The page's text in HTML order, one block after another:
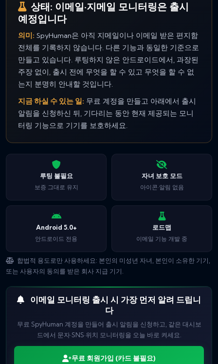
상태: 이메일·지메일 모니터링은 출시
예정입니다
의미: SpyHuman은 아직 지메일이나 이메일 받은 편지함
전체를 기록하지 않습니다. 다른 기능과 동일한 기준으로
만들고 있습니다. 루팅하지 않은 안드로이드에서, 과장된
주장 없이, 출시 전에 무엇을 할 수 있고 무엇을 할 수 없
는지 분명히 안내할 것입니다.
지금 하실 수 있는 일: 무료 계정을 만들고 아래에서 출시
알림을 신청하신 뒤, 기다리는 동안 현재 제공되는 모니
터링 기능으로 기기를 보호하세요.
루팅 불필요
보증 그대로 유지
자녀 보호 모드
아이콘·알림 없음
Android 5.0+
안드로이드 전용
로드맵
이메일 기능 개발 중
합법적 용도로만 사용하세요: 본인의 미성년 자녀, 본인이 소유한 기기,
또는 사용자의 동의를 받은 회사 지급 기기.
이메일 모니터링 출시 시 가장 먼저 알려 드립니
다
무료 SpyHuman 계정을 만들어 출시 알림을 신청하고, 같은 대시보
드에서 문자·SNS·위치 모니터링을 오늘 바로 켜세요.
무료 회원가입 (카드 불필요)